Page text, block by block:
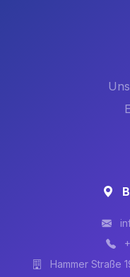
Hammer Straße